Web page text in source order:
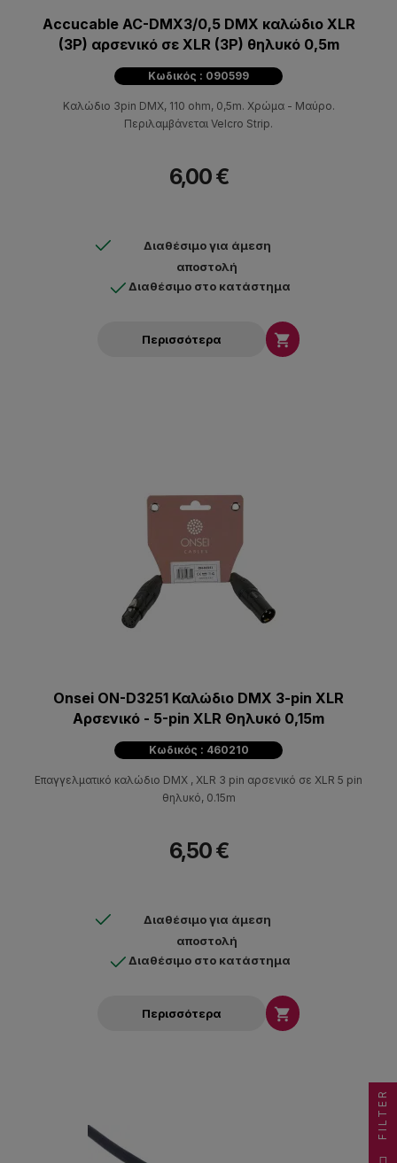
Accucable AC-DMX3/0,5 DMX καλώδιο XLR
(3P) αρσενικό σε XLR (3P) θηλυκό 0,5m
Κωδικός : 090599
Καλώδιο 3pin DMX, 110 ohm, 0,5m. Χρώμα - Μαύρο.
Περιλαμβάνεται Velcro Strip.
6,00 €
Διαθέσιμο για άμεση
αποστολή
Διαθέσιμο στο κατάστημα
Περισσότερα 
Onsei ON-D3251 Καλώδιο DMX 3-pin XLR
Αρσενικό - 5-pin XLR Θηλυκό 0,15m
Κωδικός : 460210
Επαγγελματικό καλώδιο DMX , XLR 3 pin αρσενικό σε XLR 5 pin
θηλυκό, 0.15m
6,50 €
Διαθέσιμο για άμεση
αποστολή
Διαθέσιμο στο κατάστημα
Περισσότερα 
FILTER